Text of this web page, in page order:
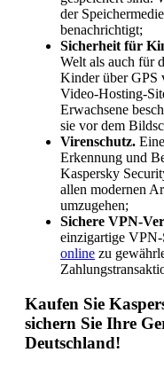
der
benachrichtigt;
Sicherheit für
Welt als auch für
Kinder über GPS
Video-Hosting-
Erwachsene
sie vor dem
Virenschutz.
Erkennung und
Kaspersky
allen modernen
umzugehen;
Sichere VPN-
einzigartige VPN-
online zu
Kaufen Sie
sichern Sie Ihre
Deutschland!